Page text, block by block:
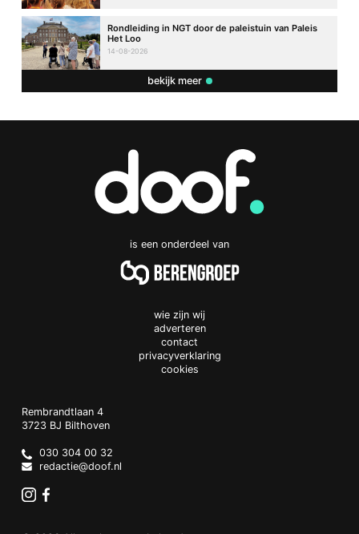
Rondleiding in NGT door de paleistuin van Paleis
Het Loo
14-08-2026
bekijk meer
is een onderdeel van
wie zijn wij
adverteren
contact
privacyverklaring
cookies
Doof.nl
work
Rembrandtlaan 4
3723 BJ Bilthoven
Netherlands
030 304 00 32
redactie@doof.nl